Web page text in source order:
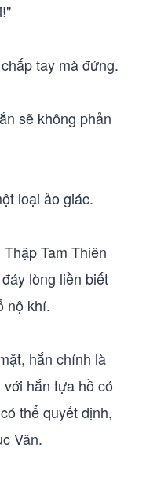
tay mà đứng.
sẽ không phản
loại ảo giác.
Tam Thiên
lòng liền biết
nộ khí.
hắn chính là
hắn tựa hồ có
thể quyết định,
Vân.